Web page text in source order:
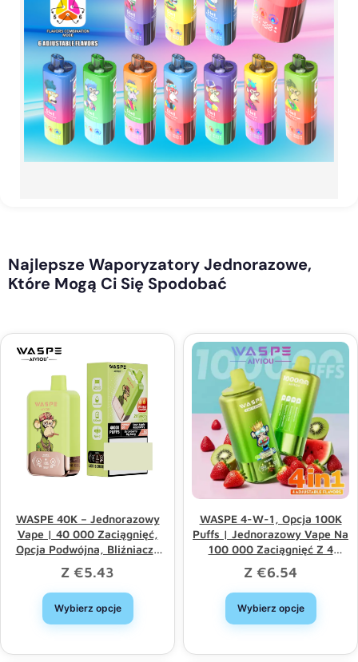
Najlepsze Waporyzatory Jednorazowe,
Które Mogą Ci Się Spodobać
WASPE 40K – Jednorazowy
Vape | 40 000 Zaciągnięć,
Opcja Podwójna, Bliźniacze
Z €5.43
Wybierz opcje
WASPE 4-W-1, Opcja 100K
Puffs | Jednorazowy Vape Na
100 000 Zaciągnięć Z 4
Opcjami Oraz Sprzedaż
Hurtowa
Z €6.54
Wybierz opcje